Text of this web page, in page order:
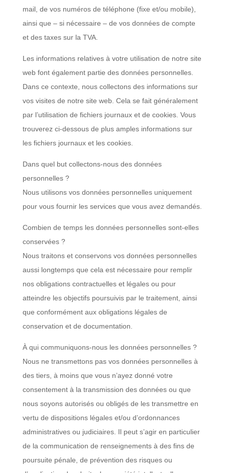
mail, de vos numéros de téléphone (fixe et/ou mobile),
ainsi que – si nécessaire – de vos données de compte
et des taxes sur la TVA.
Les informations relatives à votre utilisation de notre site
web font également partie des données personnelles.
Dans ce contexte, nous collectons des informations sur
vos visites de notre site web. Cela se fait généralement
par l’utilisation de fichiers journaux et de cookies. Vous
trouverez ci-dessous de plus amples informations sur
les fichiers journaux et les cookies.
Dans quel but collectons-nous des données
personnelles ?
Nous utilisons vos données personnelles uniquement
pour vous fournir les services que vous avez demandés.
Combien de temps les données personnelles sont-elles
conservées ?
Nous traitons et conservons vos données personnelles
aussi longtemps que cela est nécessaire pour remplir
nos obligations contractuelles et légales ou pour
atteindre les objectifs poursuivis par le traitement, ainsi
que conformément aux obligations légales de
conservation et de documentation.
À qui communiquons-nous les données personnelles ?
Nous ne transmettons pas vos données personnelles à
des tiers, à moins que vous n’ayez donné votre
consentement à la transmission des données ou que
nous soyons autorisés ou obligés de les transmettre en
vertu de dispositions légales et/ou d’ordonnances
administratives ou judiciaires. Il peut s’agir en particulier
de la communication de renseignements à des fins de
poursuite pénale, de prévention des risques ou